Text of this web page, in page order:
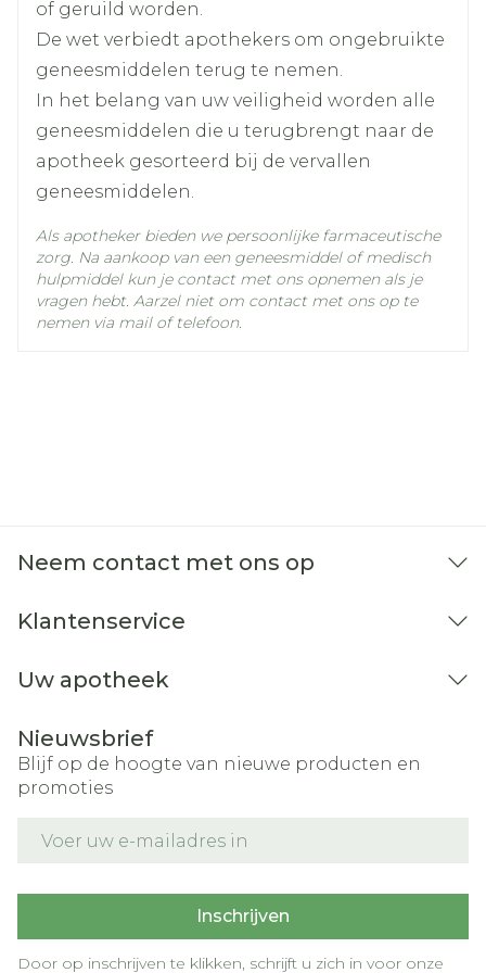
gedurende 5 dagen
> 40 kg: 75 mg tweemaal daags gedurende 5
dagen
Kinderen die meer wegen dan 40 kg en die
in staat zijn capsules door te slikken, kunnen
behandeld worden met de dosering voor
volwassenen, 75 mg capsule tweemaal daags
gedurende 5 dagen, als alternatief voor de
aanbevolen dosering Tamiflu suspensie
Behandeling zo snel mogelijk starten
uiterlijk 48 uur na aanvang van de
> 3 tot 12 maanden: 3 mg per kg
gedurende 5 dagen
uiterlijk 48 uur na aanvang van de
Aanbevolen dosering: éénmaal daags 75 mg
gedurende 10 dagen
bij het ontbijt
uiterlijk 48 uur na contact met een
geïnfecteerd persoon
Aanbevolen dosering
Actieve
Ingrediënten
Behoud
Kamertemperatuur (15°C -
25°C)
of geruild worden.
De wet verbiedt apothekers om ongebruikte
geneesmiddelen terug te nemen.
In het belang van uw veiligheid worden alle
geneesmiddelen die u terugbrengt naar de
apotheek gesorteerd bij de vervallen
geneesmiddelen.
Als apotheker bieden we persoonlijke farmaceutische
zorg. Na aankoop van een geneesmiddel of medisch
hulpmiddel kun je contact met ons opnemen als je
vragen hebt. Aarzel niet om contact met ons op te
nemen via mail of telefoon.
Neem contact met ons op
Klantenservice
Uw apotheek
Nieuwsbrief
Blijf op de hoogte van nieuwe producten en
promoties
Inschrijven
Door op inschrijven te klikken, schrijft u zich in voor onze